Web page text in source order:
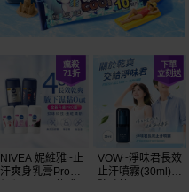
NIVEA 妮維雅~止
汗爽身乳膏Pro升
VOW~淨味君長效
止汗噴霧(30ml)